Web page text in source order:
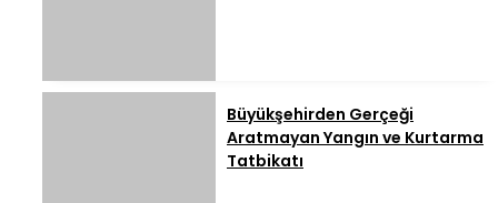
Büyükşehirden Gerçeği
Aratmayan Yangın ve Kurtarma
Tatbikatı